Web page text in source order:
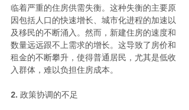
临着严重的住房供需失衡。这种失衡的主要原
因包括人口的快速增长、城市化进程的加速以
及移民的不断涌入。然而，新建住房的速度和
数量远远跟不上需求的增长。这导致了房价和
租金的不断攀升，使得普通居民，尤其是低收
入群体，难以负担住房成本。
2. 政策协调的不足